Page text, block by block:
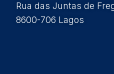
Rua das Juntas de
8600-706 Lagos